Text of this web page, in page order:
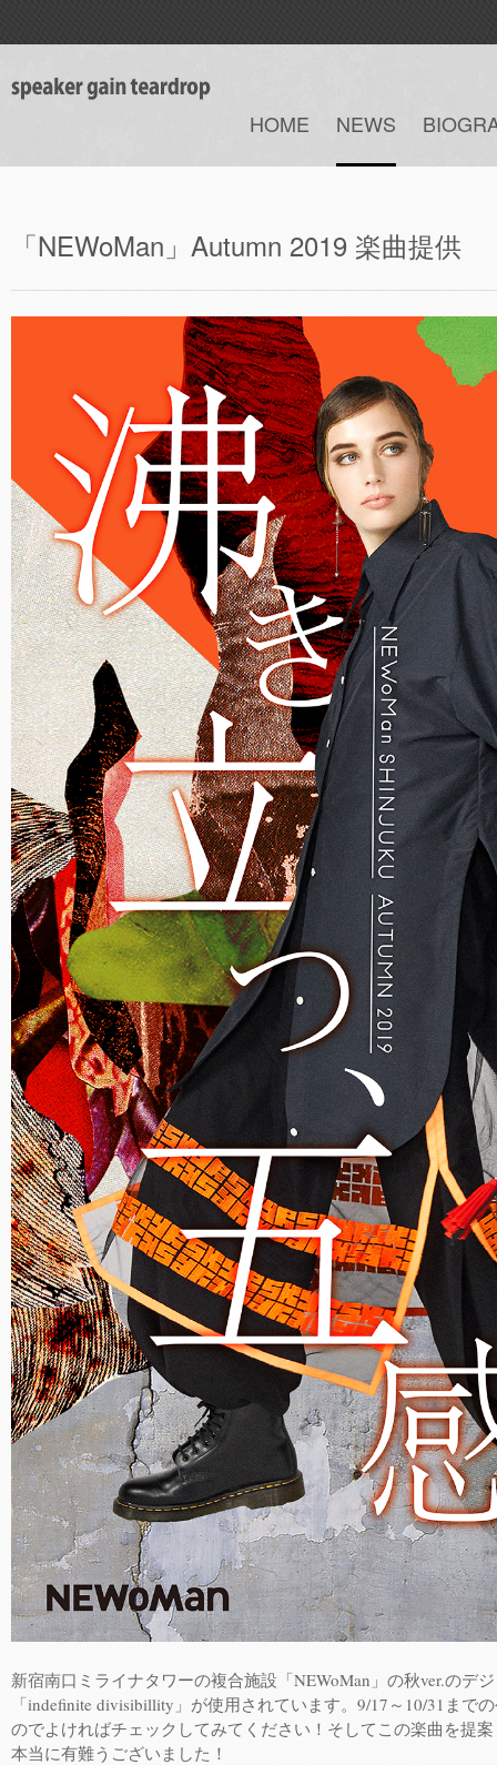
HOME NEWS
「NEWoMan」Autumn 2019 楽曲提供
新宿南口ミライナタワーの複合施設「NEWoMan」の秋ver.のデ
「indefinite divisibillity」が使用されています。9/17～10/31まで
のでよければチェックしてみてください！そしてこの楽曲を提
本当に有難うございました！